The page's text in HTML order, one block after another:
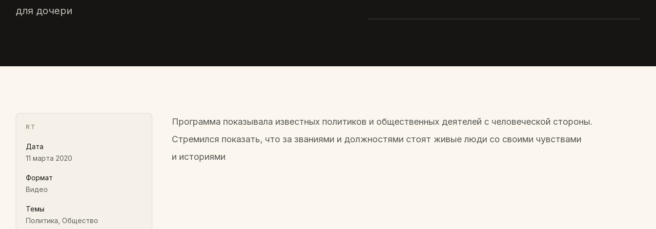
для дочери
RT
Дата
11 марта 2020
Формат
Видео
Темы
Политика, Общество
Программа показывала известных политиков и общественных деятелей с человеческой стороны.
Стремился показать, что за званиями и должностями стоят живые люди со своими чувствами
и историями